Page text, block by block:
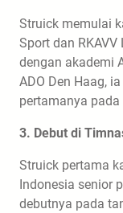
Struick memulai
Sport dan
dengan akademi
ADO Den Haag,
pertamanya
3. Debut di
Struick pertama
Indonesia senior
debutnya pada